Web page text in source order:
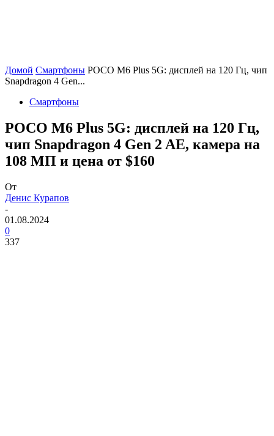
Домой Смартфоны POCO M6 Plus 5G: дисплей на 120 Гц, чип
Snapdragon 4 Gen...
Смартфоны
POCO M6 Plus 5G: дисплей на 120 Гц,
чип Snapdragon 4 Gen 2 AE, камера на
108 МП и цена от $160
От
Денис Курапов
-
01.08.2024
0
337